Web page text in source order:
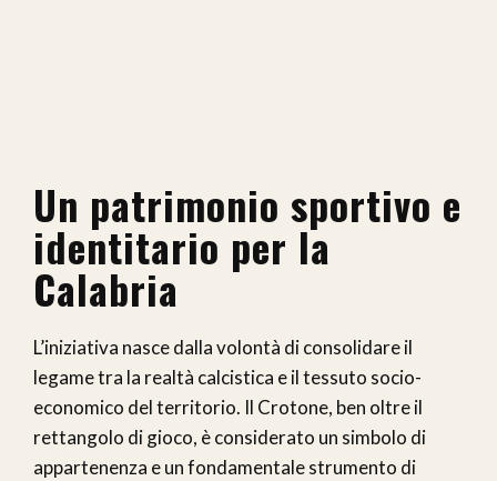
Un patrimonio sportivo e
identitario per la
Calabria
L’iniziativa nasce dalla volontà di consolidare il
legame tra la realtà calcistica e il tessuto socio-
economico del territorio. Il Crotone, ben oltre il
rettangolo di gioco, è considerato un simbolo di
appartenenza e un fondamentale strumento di